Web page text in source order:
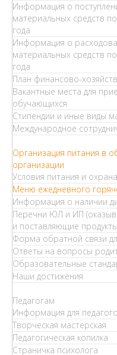
Информация о
материальных средств
года
Информация о
материальных средств
года
План финансово-
Вакантные места для
обучающихся
Стипендии и иные виды
Международное
Организация питания в
организации
Условия питания и
Меню ежедневного
Информация о наличии
Перечни ЮЛ и ИП
и поставляющие
Форма обратной связи
Ответы на вопросы
Образовательные
Наши достижения
Педагогам
Информация для
Творческая мастерская
Педагогическая копилка
Страничка психолога